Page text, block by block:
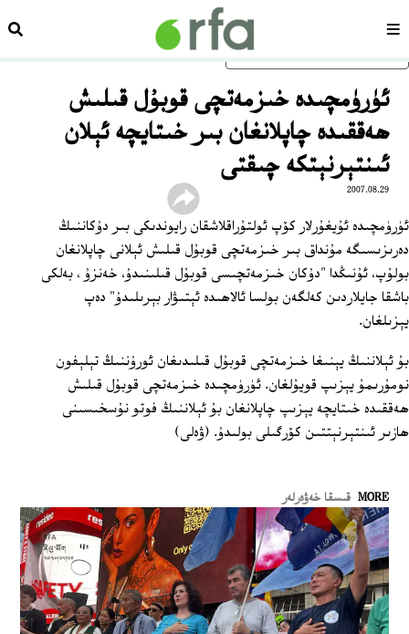
ئاساسلىق مەزمۇنغا ئاتلاڭسەھىپە
ئۈرۈمچىدە خىزمەتچى قوبۇل قىلىش
ھەققىدە چاپلانغان بىر خىتايچە ئېلان
ئىنتېرنېتكە چىقتى
2007.08.29
ئۈرۈمچىدە ئۇيغۇرلار كۆپ ئولتۇراقلاشقان رايوندىكى بىر دۇكاننىڭ
دەرىزىسىگە مۇنداق بىر خىزمەتچى قوبۇل قىلىش ئېلانى چاپلانغان
بولۇپ، ئۇنىڭدا "دۇكان خىزمەتچىسى قوبۇل قىلىنىدۇ، خەنزۇ ، بەلكى
باشقا جايلاردىن كەلگەن بولسا ئالاھىدە ئېتىۋار بېرىلىدۇ" دەپ
يېزىلغان.
بۇ ئېلاننىڭ يېنىغا خىزمەتچى قوبۇل قىلىدىغان ئورۇننىڭ تېلېفون
نومۇرىمۇ يېزىپ قويۇلغان. ئۈرۈمچىدە خىزمەتچى قوبۇل قىلىش
ھەققىدە خىتايچە يېزىپ چاپلانغان بۇ ئېلاننىڭ فوتو نۇسخىسىنى
ھازىر ئىنتېرنېتتىن كۆرگىلى بولىدۇ. (ۋەلى)
MORE قىسقا خەۋەرلەر